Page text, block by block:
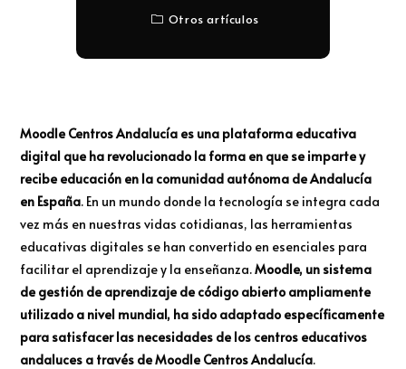
Otros artículos
Moodle Centros Andalucía es una plataforma educativa
digital que ha revolucionado la forma en que se imparte y
recibe educación en la comunidad autónoma de Andalucía
en España. En un mundo donde la tecnología se integra cada
vez más en nuestras vidas cotidianas, las herramientas
educativas digitales se han convertido en esenciales para
facilitar el aprendizaje y la enseñanza.Moodle, un sistema
de gestión de aprendizaje de código abierto ampliamente
utilizado a nivel mundial, ha sido adaptado específicamente
para satisfacer las necesidades de los centros educativos
andaluces a través de Moodle Centros Andalucía.